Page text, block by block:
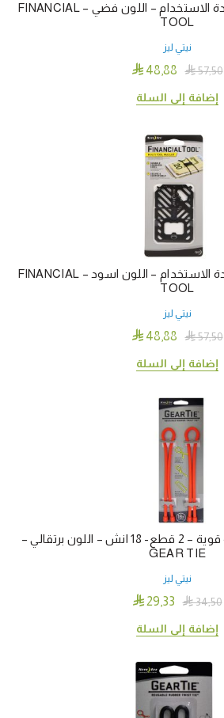
محفظة معدنية متعددة الاستخدام – اللون فضي – FINANCIAL
TOOL
نيتي ليز

57٫50  48٫88
إضافة إلى السلة
محفظة معدنية متعددة الاستخدام – اللون اسود – FINANCIAL
TOOL
نيتي ليز

57٫50  48٫88
إضافة إلى السلة
حزمة اسلاك مطاطية قوية – 2 قطع- 18 انش – اللون برتقالي –
GEAR TIE
نيتي ليز

34٫50  29٫33
إضافة إلى السلة